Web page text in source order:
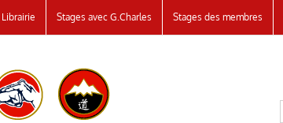
Librairie Stages avec G.Charles Stages des membres